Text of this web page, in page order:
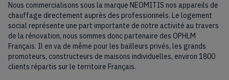
Nous commercialisons sous la marque NEOMITIS nos appareils de
chauffage directement auprès des professionnels. Le logement
social représente une part importante de notre activité au travers
de la rénovation, nous sommes donc partenaire des OPHLM
Français. Il en va de même pour les bailleurs privés, les grands
promoteurs, constructeurs de maisons individuelles, environ 1800
clients répartis sur le territoire Français.